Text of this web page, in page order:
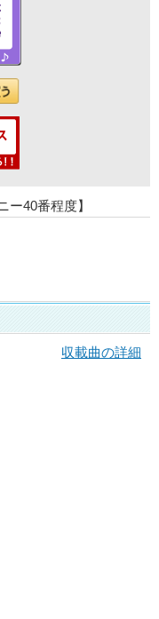
ー40番程度】
収載曲の詳細